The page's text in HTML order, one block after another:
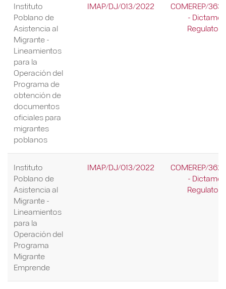
Instituto
Poblano de
Asistencia al
Migrante -
Lineamientos
para la
Operación del
Programa de
obtención de
documentos
oficiales para
migrantes
poblanos
IMAP/DJ/013/2022
COMEREP/
- Dictamen
Instituto
Poblano de
Asistencia al
Migrante -
Lineamientos
para la
Operación del
Programa
Migrante
Emprende
IMAP/DJ/013/2022
COMEREP/
- Dictamen